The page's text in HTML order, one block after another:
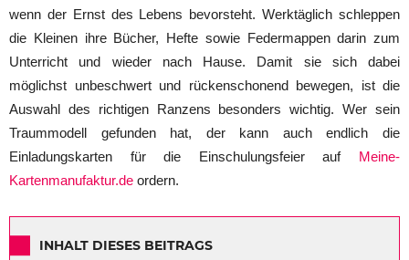
wenn der Ernst des Lebens bevorsteht. Werktäglich schleppen
die Kleinen ihre Bücher, Hefte sowie Federmappen darin zum
Unterricht und wieder nach Hause. Damit sie sich dabei
möglichst unbeschwert und rückenschonend bewegen, ist die
Auswahl des richtigen Ranzens besonders wichtig. Wer sein
Traummodell gefunden hat, der kann auch endlich die
Einladungskarten für die Einschulungsfeier auf Meine-
Kartenmanufaktur.de ordern.
INHALT DIESES BEITRAGS